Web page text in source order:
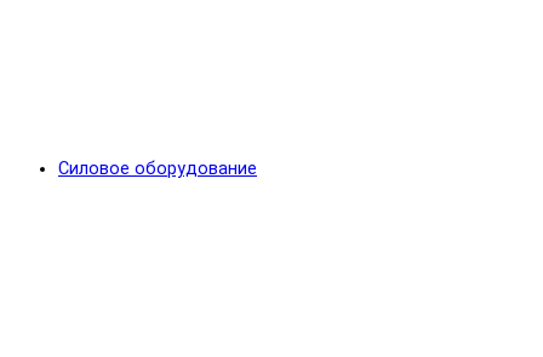
Силовое оборудование